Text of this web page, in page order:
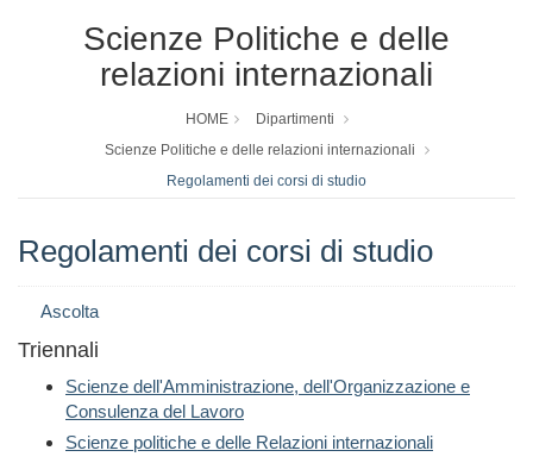
Scienze Politiche e delle
relazioni internazionali
HOME
Dipartimenti
Scienze Politiche e delle relazioni internazionali
Regolamenti dei corsi di studio
Regolamenti dei corsi di studio
Ascolta
Triennali
Scienze dell'Amministrazione, dell'Organizzazione e
Consulenza del Lavoro
Scienze politiche e delle Relazioni internazionali